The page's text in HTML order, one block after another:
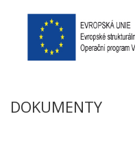
DOKUMENTY